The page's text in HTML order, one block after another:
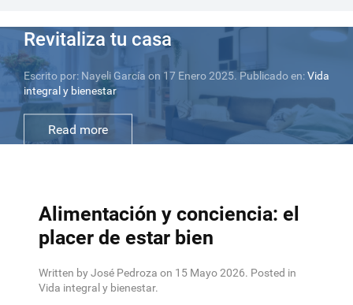
Hacer distinto
Escrito por: Karolina Kasas on 24 Julio 2025. Publicado en:
Vida integral y bienestar
Read more
Alimentación y conciencia: el
placer de estar bien
Written by José Pedroza on 15 Mayo 2026. Posted in
Vida integral y bienestar.